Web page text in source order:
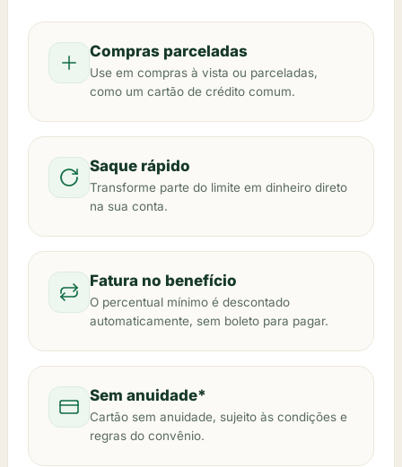
Compras parceladas
Use em compras à vista ou parceladas,
como um cartão de crédito comum.
Saque rápido
Transforme parte do limite em dinheiro direto
na sua conta.
Fatura no benefício
O percentual mínimo é descontado
automaticamente, sem boleto para pagar.
Sem anuidade*
Cartão sem anuidade, sujeito às condições e
regras do convênio.